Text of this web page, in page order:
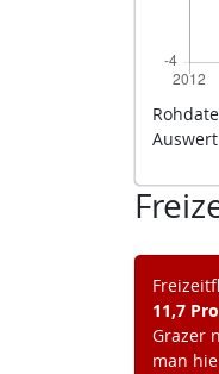
11,7
Grazer
man